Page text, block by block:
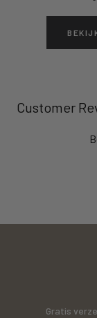
Customer
Gratis